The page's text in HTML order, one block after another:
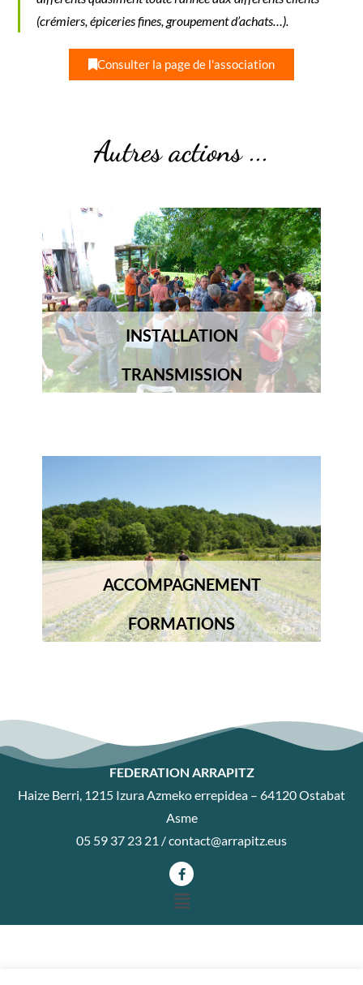
(crémiers, épiceries fines, groupement d’achats…).
Consulter la page de l'association
Autres actions ...
INSTALLATION
TRANSMISSION
ACCOMPAGNEMENT
FORMATIONS
FEDERATION ARRAPITZ
Haize Berri, 1215 Izura Azmeko errepidea – 64120 Ostabat
Asme
05 59 37 23 21 /contact@arrapitz.eus